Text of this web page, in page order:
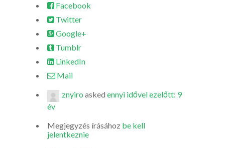
Facebook
Twitter
Google+
Tumblr
LinkedIn
Mail
znyiro asked ennyi idővel ezelőtt: 9
év
Megjegyzés írásához be kell
jelentkeznie